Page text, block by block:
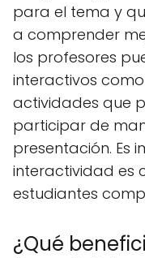
para el tema y
a comprender
los profesores
interactivos
actividades que
participar de
presentación. Es
interactividad es
estudiantes
¿Qué